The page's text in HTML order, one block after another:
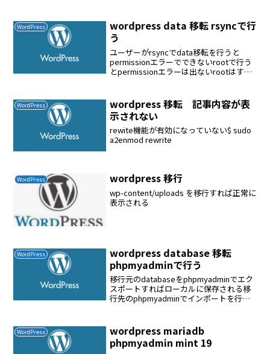
WordPress
wordpress data 移転 rsyncで行
う
ユーザーがrsyncでdata移転を行うと
permissionエラーでできないrootで行う
とpermissionエラーは出ないrootはすべ
sshのログインが...
WordPress
wordpress 移転 記事内容が表
示されない
rewite機能が有効になっていない$ sudo
a2enmod rewrite
WordPress wordpress 移行
wp-content/uploads を移行すれば正常に
表示される
WordPress
wordpress database 移転
phpmyadminで行う
移行元のdatabaseをphpmyadminでエク
スポートすればローカルに保存される移
行先のphpmyadminでインポートを行う
視を選択したアップロードしようとした...
WordPress
wordpress mariadb
phpmyadmin mint 19